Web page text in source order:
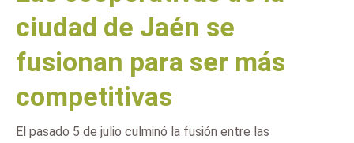
ciudad de Jaén se
fusionan para ser más
competitivas
El pasado 5 de julio culminó la fusión entre las